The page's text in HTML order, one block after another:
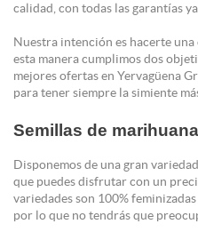
calidad, con todas las garantías
Nuestra intención es hacerte
esta manera cumplimos dos
mejores ofertas en Yervagüena
para tener siempre la simiente
Semillas de
Disponemos de una gran
que puedes disfrutar con un
variedades son 100%
por lo que no tendrás que